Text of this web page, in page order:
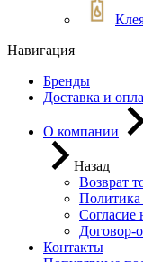
Навигация
Бренды
Доставка и
О компании
Назад
Возврат
Политика
Согласие
Договор-
Контакты